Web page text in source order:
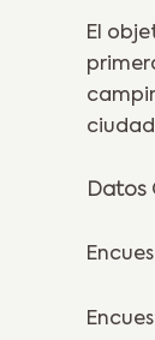
El
Datos